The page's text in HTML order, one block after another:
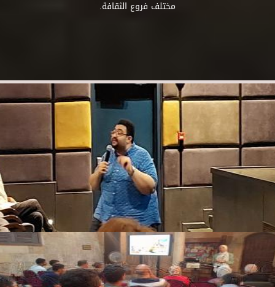
مختلف فروع الثقافة.